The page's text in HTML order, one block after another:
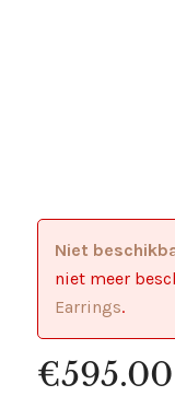
Niet
niet meer
Earrings.
€595.00